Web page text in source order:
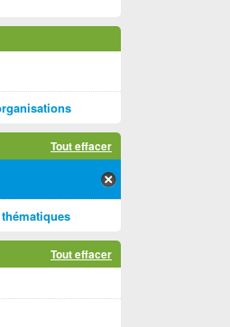
Tout effacer
Tout effacer